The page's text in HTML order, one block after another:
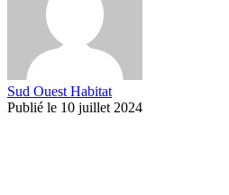
Sud Ouest Habitat
Publié le 10 juillet 2024